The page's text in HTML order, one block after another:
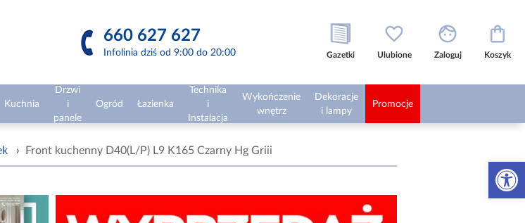
Otwórz
660 627 627
Infolinia dziś od 9:00 do 20:00 Gazetki Ulubione Zaloguj Koszyk
Kuchnia
Drzwi
i
panele
Ogród Łazienka
Technika
i
Instalacja
Wykończenie
wnętrz
Dekoracje
i lampy
Promocje
› Front kuchenny D40(L/P) L9 K165 Czarny Hg Griii